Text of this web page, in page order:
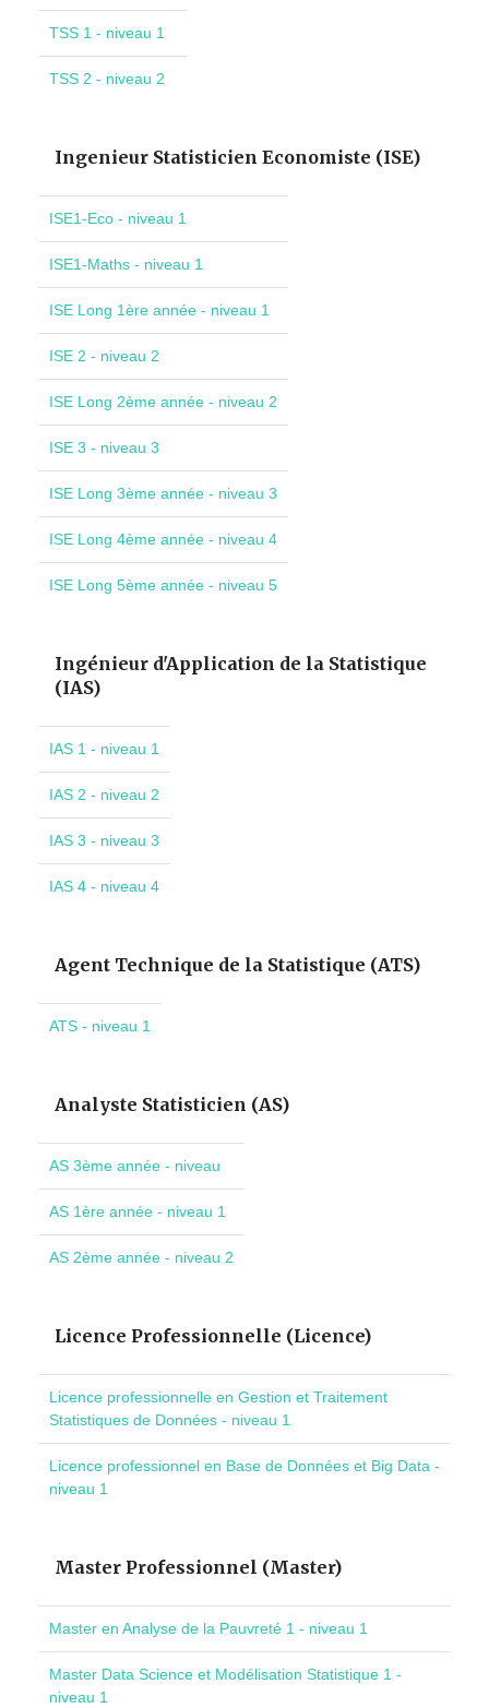
TSS 1 - niveau 1
TSS 2 - niveau 2
Ingenieur Statisticien Economiste (ISE)
ISE1-Eco - niveau 1
ISE1-Maths - niveau 1
ISE Long 1ère année - niveau 1
ISE 2 - niveau 2
ISE Long 2ème année - niveau 2
ISE 3 - niveau 3
ISE Long 3ème année - niveau 3
ISE Long 4ème année - niveau 4
ISE Long 5ème année - niveau 5
Ingénieur d'Application de la Statistique
(IAS)
IAS 1 - niveau 1
IAS 2 - niveau 2
IAS 3 - niveau 3
IAS 4 - niveau 4
Agent Technique de la Statistique (ATS)
ATS - niveau 1
Analyste Statisticien (AS)
AS 3ème année - niveau
AS 1ère année - niveau 1
AS 2ème année - niveau 2
Licence Professionnelle (Licence)
Licence professionnelle en Gestion et Traitement
Statistiques de Données - niveau 1
Licence professionnel en Base de Données et Big Data -
niveau 1
Master Professionnel (Master)
Master en Analyse de la Pauvreté 1 - niveau 1
Master Data Science et Modélisation Statistique 1 -
niveau 1